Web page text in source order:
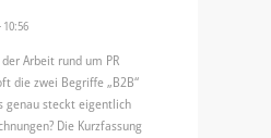
10:56
Arbeit rund um PR
die zwei Begriffe „B2B“
genau steckt eigentlich
Die Kurzfassung